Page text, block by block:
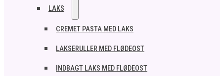
LAKS
CREMET PASTA MED LAKS
LAKSERULLER MED FLØDEOST
INDBAGT LAKS MED FLØDEOST